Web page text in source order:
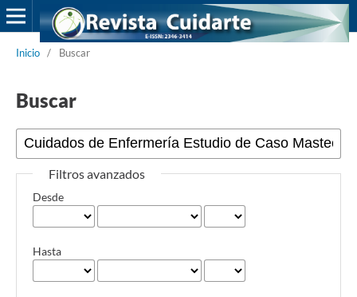
Inicio / Buscar
Buscar
Filtros avanzados
Desde
Hasta